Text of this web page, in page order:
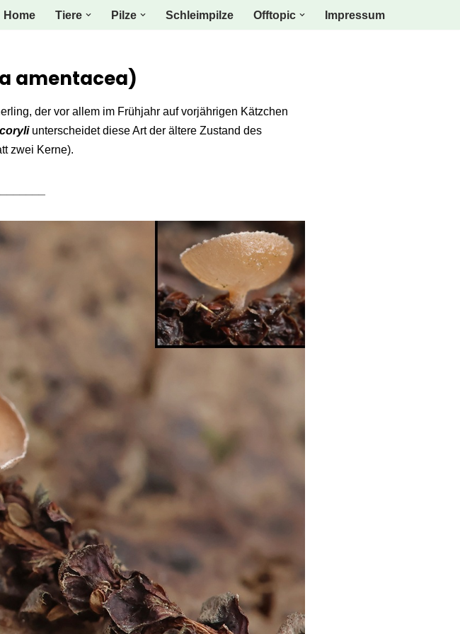
Home Tiere Pilze Schleimpilze Offtopic Impressum
amentacea)
der vor allem im Frühjahr auf vorjährigen Kätzchen
unterscheidet diese Art der ältere Zustand des
zwei Kerne).